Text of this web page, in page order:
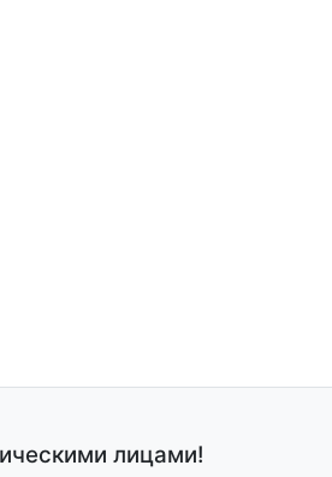
лицами!